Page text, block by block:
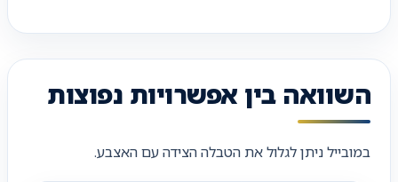
השוואה בין אפשרויות נפוצות
במובייל ניתן לגלול את הטבלה הצידה עם האצבע.